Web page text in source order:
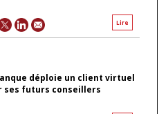
Lire
déploie un client virtuel
ses futurs conseillers